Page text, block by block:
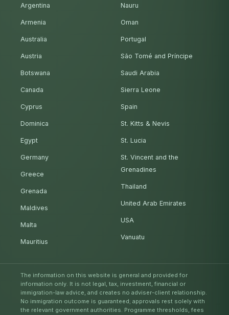
Argentina
Armenia
Australia
Austria
Botswana
Canada
Cyprus
Dominica
Egypt
Germany
Greece
Grenada
Maldives
Malta
Mauritius
Nauru
Oman
Portugal
São Tomé and Príncipe
Saudi Arabia
Sierra Leone
Spain
St. Kitts & Nevis
St. Lucia
St. Vincent and the
Grenadines
Thailand
United Arab Emirates
USA
Vanuatu
The information on this website is general and provided for
information only. It is not legal, tax, investment, financial or
immigration-law advice, and creates no adviser-client relationship.
No immigration outcome is guaranteed; approvals rest solely with
the relevant government authorities. Programme thresholds, fees